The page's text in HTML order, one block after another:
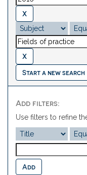
Start a new search
Add filters:
Use filters to refine